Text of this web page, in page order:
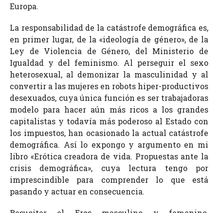
Europa.
La responsabilidad de la catástrofe demográfica es,
en primer lugar, de la «ideología de género», de la
Ley de Violencia de Género, del Ministerio de
Igualdad y del feminismo. Al perseguir el sexo
heterosexual, al demonizar la masculinidad y al
convertir a las mujeres en robots hiper-productivos
desexuados, cuya única función es ser trabajadoras
modelo para hacer aún más ricos a los grandes
capitalistas y todavía más poderoso al Estado con
los impuestos, han ocasionado la actual catástrofe
demográfica. Así lo expongo y argumento en mi
libro «Erótica creadora de vida. Propuestas ante la
crisis demográfica», cuya lectura tengo por
imprescindible para comprender lo que está
pasando y actuar en consecuencia.